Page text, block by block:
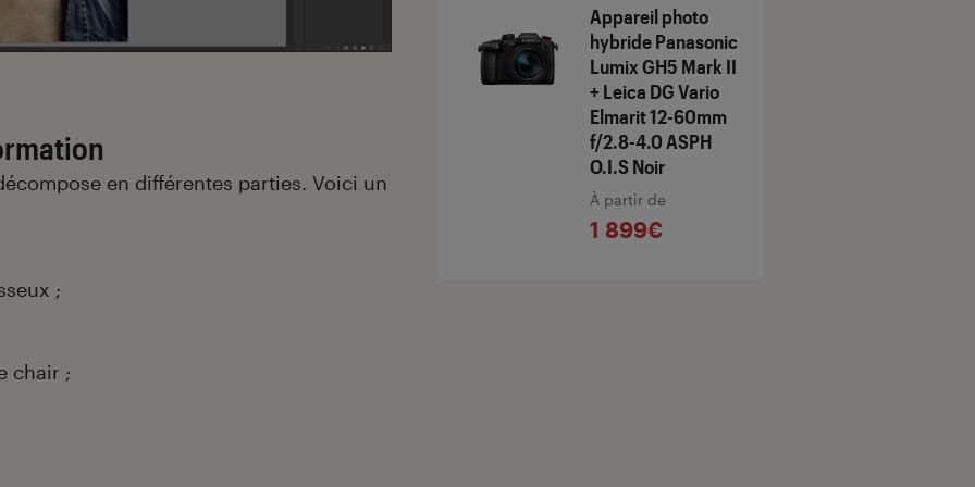
en différentes parties. Voici un
;
chair ;
Appareil photo
hybride Panasonic
Lumix GH5 Mark II
+ Leica DG Vario
Elmarit 12-60mm
f/2.8-4.0 ASPH
O.I.S Noir
À partir de
1 899€